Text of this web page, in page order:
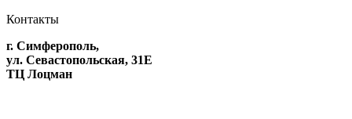
Контакты
г. Симферополь,
ул. Севастопольская, 31Е
ТЦ Лоцман